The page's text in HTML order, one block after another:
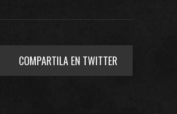
COMPARTILA EN TWITTER